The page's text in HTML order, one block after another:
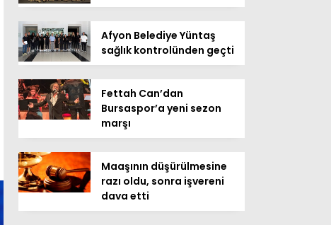
Afyon Belediye Yüntaş
sağlık kontrolünden geçti
Fettah Can’dan
Bursaspor’a yeni sezon
marşı
Maaşının düşürülmesine
razı oldu, sonra işvereni
dava etti